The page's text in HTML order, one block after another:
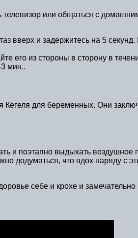
или общаться с
вверх и задержитесь на 5
его из стороны в сторону в
мин..
Кегеля для беременных. Они
и поэтапно выдыхать воздушное
додуматься, что вдох наряду с
себе и крохе и замечательно